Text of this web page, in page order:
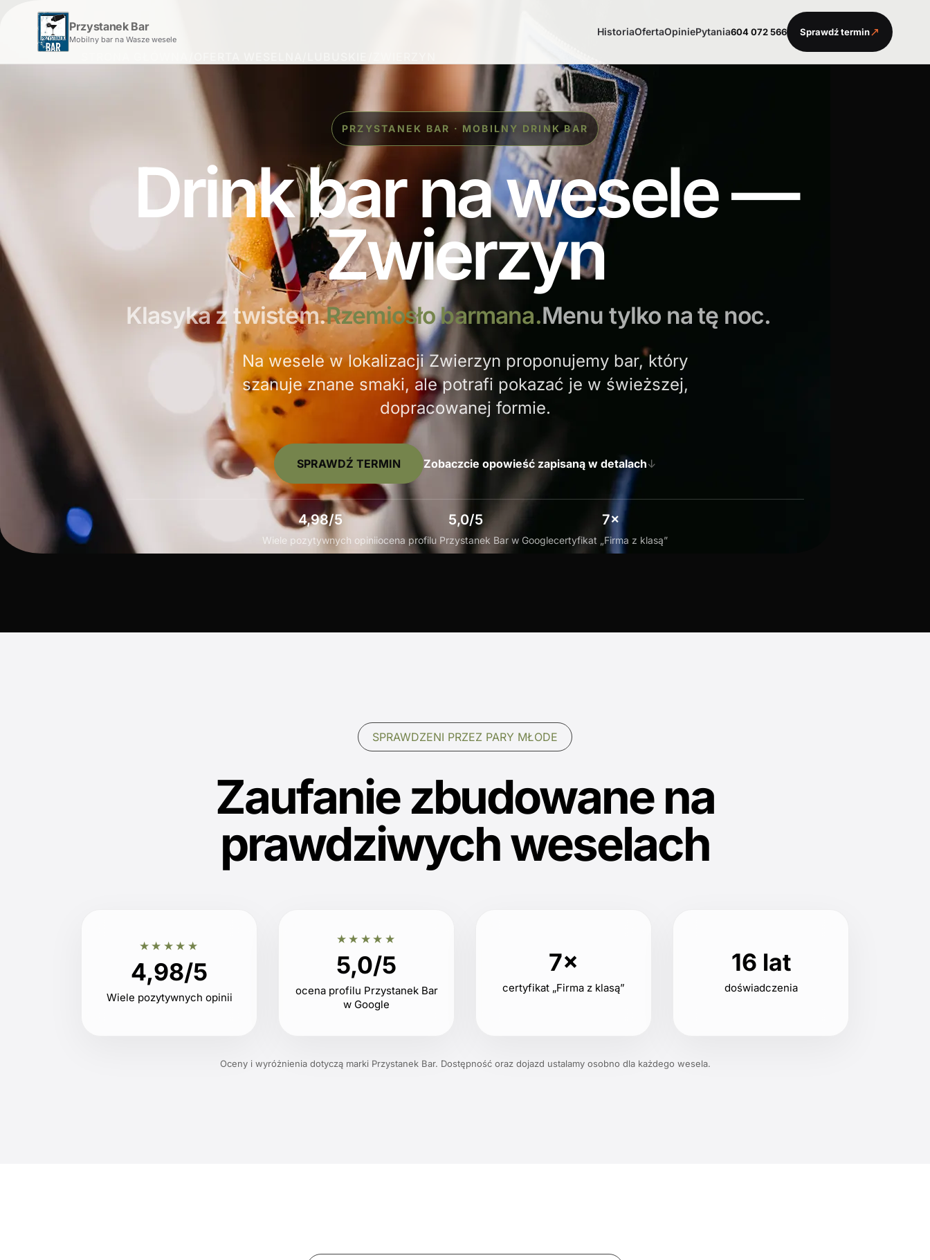
Przystanek Bar
Mobilny bar na Wasze wesele
HistoriaOfertaOpiniePytania604 072 566 Sprawdź termin↗
PRZYSTANEK BAR · MOBILNY DRINK BAR
Drink bar na wesele —
Zwierzyn
Klasyka z twistem.Rzemiosło barmana.Menu tylko na tę noc.
Na wesele w lokalizacji Zwierzyn proponujemy bar, który
szanuje znane smaki, ale potrafi pokazać je w świeższej,
dopracowanej formie.
SPRAWDŹ TERMIN Zobaczcie opowieść zapisaną w detalach↓
4,98/5
Wiele pozytywnych opinii
5,0/5
ocena profilu Przystanek Bar w Google
7×
certyfikat „Firma z klasą”
SPRAWDZENI PRZEZ PARY MŁODE
Zaufanie zbudowane na
prawdziwych weselach
★★★★★
4,98/5
Wiele pozytywnych opinii
★★★★★
5,0/5
ocena profilu Przystanek Bar
w Google
7×
certyfikat „Firma z klasą”
16 lat
doświadczenia
Oceny i wyróżnienia dotyczą marki Przystanek Bar. Dostępność oraz dojazd ustalamy osobno dla każdego wesela.